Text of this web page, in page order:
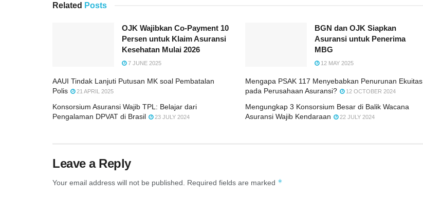
Related Posts
OJK Wajibkan Co-Payment 10
Persen untuk Klaim Asuransi
Kesehatan Mulai 2026
7 JUNE 2025
BGN dan OJK Siapkan
Asuransi untuk Penerima
MBG
12 MAY 2025
AAUI Tindak Lanjuti Putusan MK soal Pembatalan
Polis
21 APRIL 2025
Mengapa PSAK 117 Menyebabkan Penurunan Ekuitas
pada Perusahaan Asuransi?
12 OCTOBER 2024
Konsorsium Asuransi Wajib TPL: Belajar dari
Pengalaman DPVAT di Brasil
23 JULY 2024
Mengungkap 3 Konsorsium Besar di Balik Wacana
Asuransi Wajib Kendaraan
22 JULY 2024
Leave a Reply
Your email address will not be published. Required fields are marked *